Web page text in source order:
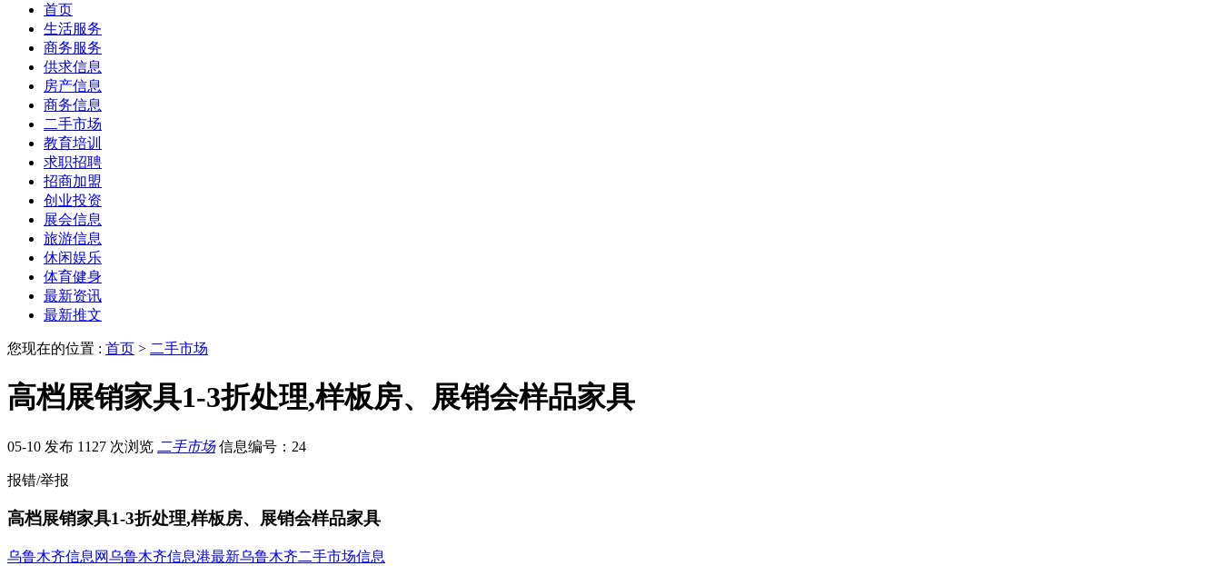
首页
生活服务
商务服务
供求信息
房产信息
商务信息
二手市场
教育培训
求职招聘
招商加盟
创业投资
展会信息
旅游信息
休闲娱乐
体育健身
最新资讯
最新推文
您现在的位置 : 首页 > 二手市场
高档展销家具1-3折处理,样板房、展销会样品家具
05-10 发布 1127 次浏览 二手市场 信息编号：24
报错/举报
高档展销家具1-3折处理,样板房、展销会样品家具
乌鲁木齐信息网乌鲁木齐信息港最新乌鲁木齐二手市场信息